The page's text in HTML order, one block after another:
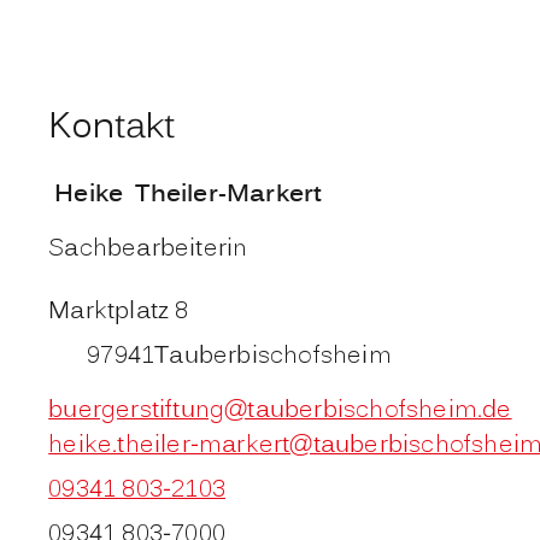
Kontakt
Heike Theiler-Markert
Sachbearbeiterin
Marktplatz 8
97941Tauberbischofsheim
buergerstiftung@tauberbischofsheim.de
heike.theiler-
09341 803-2103